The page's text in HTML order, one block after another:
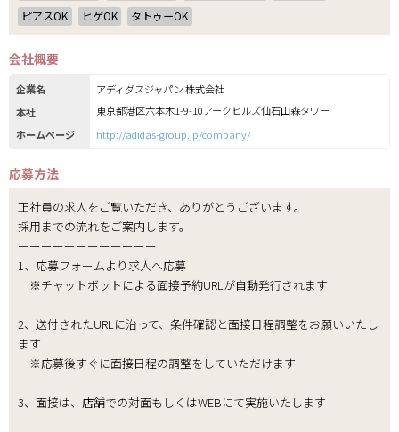
ピアスOK
ヒゲOK タトゥーOK
会社概要
企業名
アディダスジャパン 株式会社
本社
東京都港区六本木1-9-10アークヒルズ仙石山森タワー
ホームページ
http://adidas-group.jp/company/
応募方法
正社員の求人をご覧いただき、ありがとうございます。
採用までの流れをご案内します。
ーーーーーーーーーーーー
1、応募フォームより求人へ応募
※チャットボットによる面接予約URLが自動発行されます
2、送付されたURLに沿って、条件確認と面接日程調整をお願いいたし
ます
※応募後すぐに面接日程の調整をしていただけます
3、面接は、店舗での対面もしくはWEBにて実施いたします